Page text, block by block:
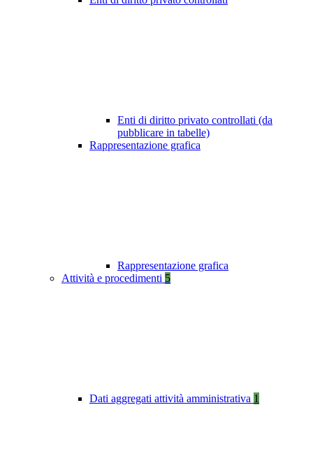
Enti di diritto privato controllati (da
pubblicare in tabelle)
Rappresentazione grafica
Rappresentazione grafica
Attività e procedimenti 5
Dati aggregati attività amministrativa 1